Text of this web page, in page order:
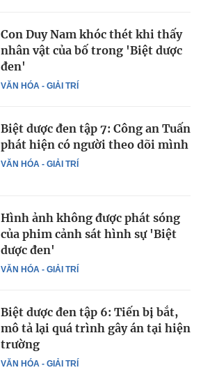
VĂN HÓA - GIẢI TRÍ
Con Duy Nam khóc thét khi thấy
nhân vật của bố trong 'Biệt dược
đen'
VĂN HÓA - GIẢI TRÍ
Biệt dược đen tập 7: Công an Tuấn
phát hiện có người theo dõi mình
VĂN HÓA - GIẢI TRÍ
Hình ảnh không được phát sóng
của phim cảnh sát hình sự 'Biệt
dược đen'
VĂN HÓA - GIẢI TRÍ
Biệt dược đen tập 6: Tiến bị bắt,
mô tả lại quá trình gây án tại hiện
trường